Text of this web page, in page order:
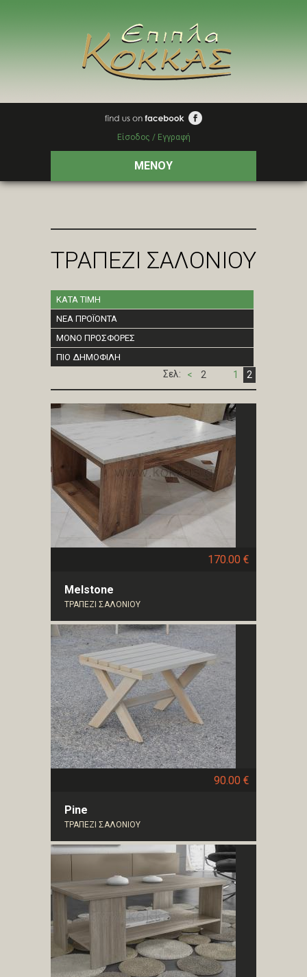
Είσοδος / Εγγραφή
ΜΕΝΟΥ
ΤΡΑΠΕΖΙ ΣΑΛΟΝΙΟΥ
ΚΑΤΑ ΤΙΜΗ
ΝΕΑ ΠΡΟΪΟΝΤΑ
ΜΟΝΟ ΠΡΟΣΦΟΡΕΣ
ΠΙΟ ΔΗΜΟΦΙΛΗ
Σελ: < 2 1 2
170.00 €
Melstone
ΤΡΑΠΕΖΙ ΣΑΛΟΝΙΟΥ
90.00 €
Pine
ΤΡΑΠΕΖΙ ΣΑΛΟΝΙΟΥ